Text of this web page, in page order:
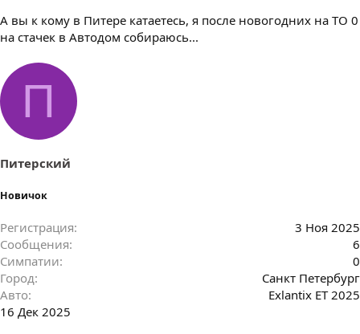
А вы к кому в Питере катаетесь, я после новогодних на ТО 0
на стачек в Автодом собираюсь...
П
Питерский
Новичок
Регистрация
3 Ноя 2025
Сообщения
6
Симпатии
0
Город
Санкт Петербург
Авто
Exlantix ET 2025
16 Дек 2025